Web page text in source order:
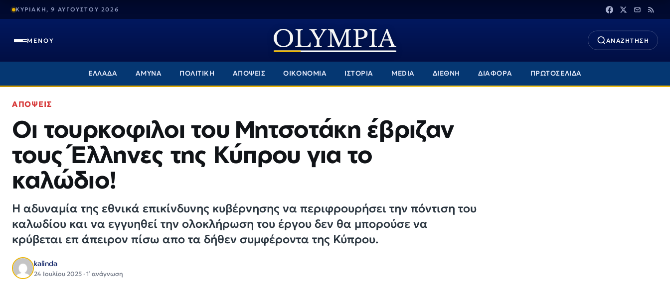
ΚΥΡΙΑΚΗ, 9 ΑΥΓΟΥΣΤΟΥ 2026
ΜΕΝΟΥ ΑΝΑΖΗΤΗΣΗ
ΕΛΛΑΔΑ ΑΜΥΝΑ ΠΟΛΙΤΙΚΗ ΑΠΟΨΕΙΣ ΟΙΚΟΝΟΜΙΑ ΙΣΤΟΡΙΑ MEDIA ΔΙΕΘΝΗ ΔΙΑΦΟΡΑ ΠΡΩΤΟΣΕΛΙΔΑ
ΑΠΟΨΕΙΣ
Οι τουρκοφιλοι του Μητσοτάκη έβριζαν
τους Έλληνες της Κύπρου για το
καλώδιο!
Η αδυναμία της εθνικά επικίνδυνης κυβέρνησης να περιφρουρήσει την πόντιση του
καλωδίου και να εγγυηθεί την ολοκλήρωση του έργου δεν θα μπορούσε να
κρύβεται επ άπειρον πίσω απο τα δήθεν συμφέροντα της Κύπρου.
kalinda
24 Ιουλίου 2025 · 1΄ ανάγνωση